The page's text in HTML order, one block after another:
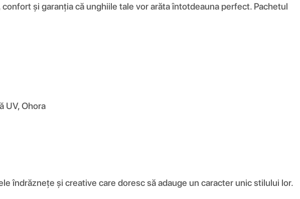
și garanția că unghiile tale vor arăta întotdeauna perfect. Pachetul
UV, Ohora
îndrăznețe și creative care doresc să adauge un caracter unic stilului lor.